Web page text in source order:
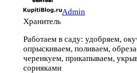
Admin
Хранитель
Работаем в саду: удобряем,
опрыскиваем, поливаем,
черенкуем, прикапываем,
сорняками